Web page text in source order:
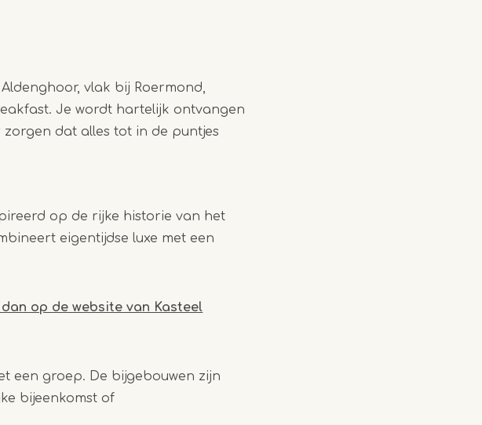
vlak bij Roermond,
Je wordt hartelijk ontvangen
dat alles tot in de puntjes
op de rijke historie van het
eigentijdse luxe met een
dan op de website van Kasteel
een groep. De bijgebouwen zijn
bijeenkomst of